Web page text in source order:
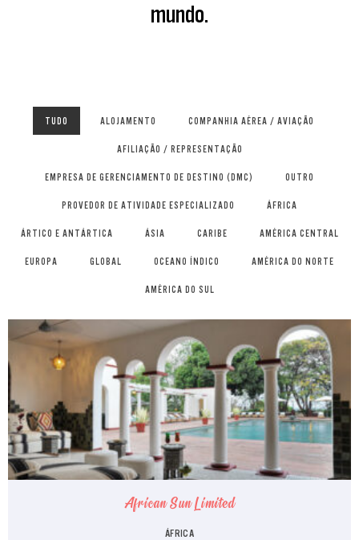
mundo.
TUDO ALOJAMENTO COMPANHIA AÉREA / AVIAÇÃO
AFILIAÇÃO / REPRESENTAÇÃO
EMPRESA DE GERENCIAMENTO DE DESTINO (DMC) OUTRO
PROVEDOR DE ATIVIDADE ESPECIALIZADO ÁFRICA
ÁRTICO E ANTÁRTICA ÁSIA CARIBE AMÉRICA CENTRAL
EUROPA GLOBAL OCEANO ÍNDICO AMÉRICA DO NORTE
AMÉRICA DO SUL
African Sun Limited
ÁFRICA